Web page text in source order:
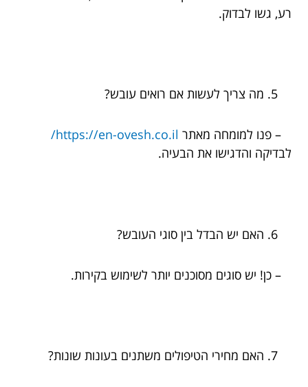
רע, גשו לבדוק.
מה צריך לעשות אם רואים עובש?
– פנו למומחה מאתר https://en-ovesh.co.il/
לבדיקה והדגישו את הבעיה.
האם יש הבדל בין סוגי העובש?
– כן! יש סוגים מסוכנים יותר לשימוש בקירות.
האם מחירי הטיפולים משתנים בעונות שונות?